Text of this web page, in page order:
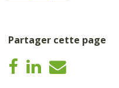
Partager cette page